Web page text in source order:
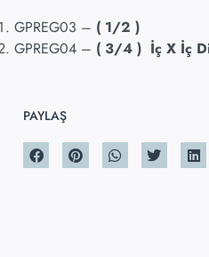
GPREG03 – ( 1/2 )
GPREG04 – ( 3/4 ) İç X İç
PAYLAŞ